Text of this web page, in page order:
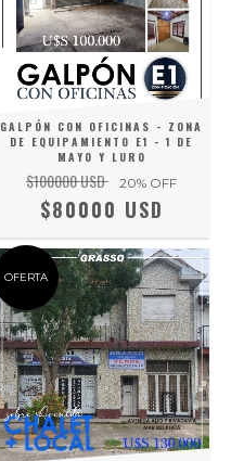
GALPÓN CON OFICINAS - ZONA
DE EQUIPAMIENTO E1 - 1 DE
MAYO Y LURO
$100000 USD 20% OFF
$80000 USD
OFERTA